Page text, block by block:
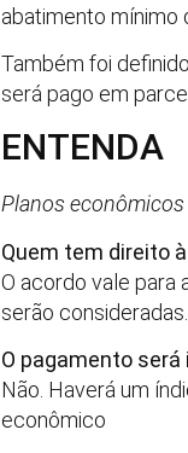
abatimento mínimo
Também foi
será pago em
ENTENDA
Planos econômicos
Quem tem direito
O acordo vale para
serão
O pagamento será
Não. Haverá um
econômico